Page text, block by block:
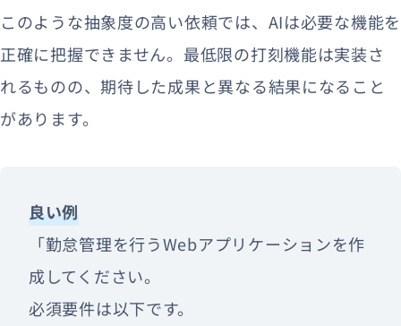
このような抽象度の高い依頼では、AIは必要な機能を
正確に把握できません。最低限の打刻機能は実装さ
れるものの、期待した成果と異なる結果になること
があります。
良い例
「勤怠管理を行うWebアプリケーションを作
成してください。
必須要件は以下です。